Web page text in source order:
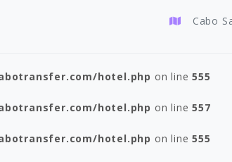
Cabo
hotel.php on line555
hotel.php on line557
hotel.php on line555